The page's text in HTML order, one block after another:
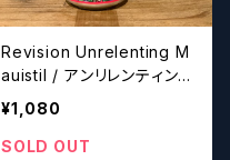
Revision Unrelenting M
auistil / アンリレンティング
マウイスティリ【クラフトビ
ール】
¥1,080
SOLD OUT